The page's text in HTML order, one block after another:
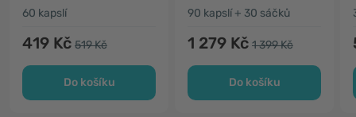
60 kapslí
419 Kč 519 Kč
Do košíku
90 kapslí + 30 sáčků
1 279 Kč 1 399 Kč
Do košíku